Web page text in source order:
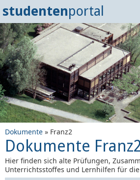
studentenportal
Home
Dokumente
Events
? Tipps
Login
Dokumente » Franz2
Dokumente
Hier finden sich alte Prüfungen,
Unterrichtsstoffes und Lernhilfen für